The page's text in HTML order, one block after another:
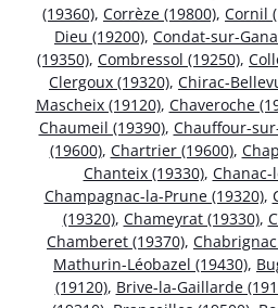
(19360), Corrèze (19800), Cornil
Dieu (19200), Condat-sur-
(19350), Combressol (19250),
Clergoux (19320), Chirac-
Mascheix (19120), Chaveroche
Chaumeil (19390), Chauffour-
(19600), Chartrier (19600),
Chanteix (19330), Chanac-
Champagnac-la-Prune (19320),
(19320), Chameyrat (19330),
Chamberet (19370),
Mathurin-Léobazel (19430),
(19120), Brive-la-Gaillarde